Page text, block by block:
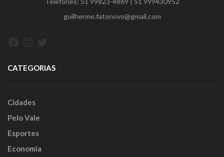
guilherme.fatonovo@gmail.com
CATEGORIAS
Cidades
Pelo Vale
Esportes
Economia